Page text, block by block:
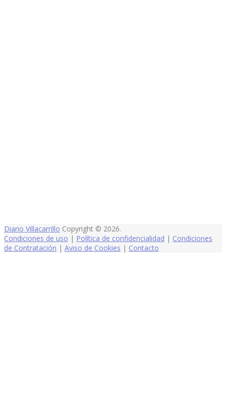
Diario Villacarrillo Copyright © 2026.
Condiciones de uso | Política de confidencialidad | Condiciones
de Contratación | Aviso de Cookies | Contacto